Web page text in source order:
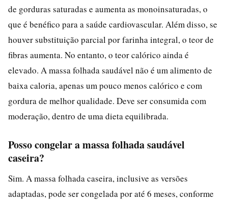
de gorduras saturadas e aumenta as monoinsaturadas, o
que é benéfico para a saúde cardiovascular. Além disso, se
houver substituição parcial por farinha integral, o teor de
fibras aumenta. No entanto, o teor calórico ainda é
elevado. A massa folhada saudável não é um alimento de
baixa caloria, apenas um pouco menos calórico e com
gordura de melhor qualidade. Deve ser consumida com
moderação, dentro de uma dieta equilibrada.
Posso congelar a massa folhada saudável
caseira?
Sim. A massa folhada caseira, inclusive as versões
adaptadas, pode ser congelada por até 6 meses, conforme